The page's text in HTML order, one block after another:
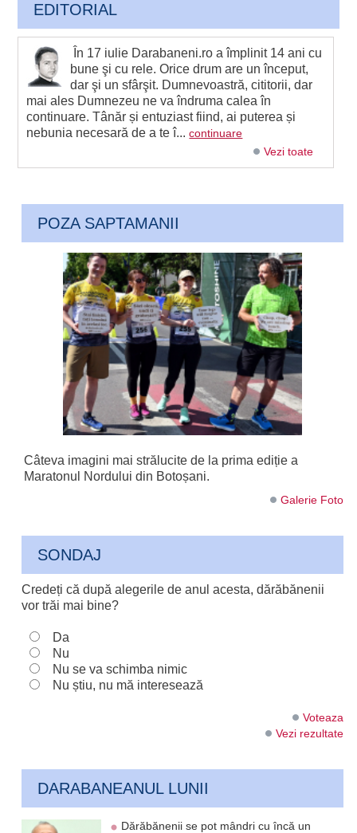
EDITORIAL
În 17 iulie Darabaneni.ro a împlinit 14 ani cu
bune şi cu rele. Orice drum are un început,
dar şi un sfârşit. Dumnevoastră, cititorii, dar
mai ales Dumnezeu ne va îndruma calea în
continuare. Tânăr și entuziast fiind, ai puterea și
nebunia necesară de a te î...continuare
Vezi toate
POZA SAPTAMANII
Câteva imagini mai strălucite de la prima ediție a
Maratonul Nordului din Botoșani.
Galerie Foto
SONDAJ
Credeți că după alegerile de anul acesta, dărăbănenii
vor trăi mai bine?
Da
Nu
Nu se va schimba nimic
Nu știu, nu mă interesează
Voteaza
Vezi rezultate
DARABANEANUL LUNII
Dărăbănenii se pot mândri cu încă un